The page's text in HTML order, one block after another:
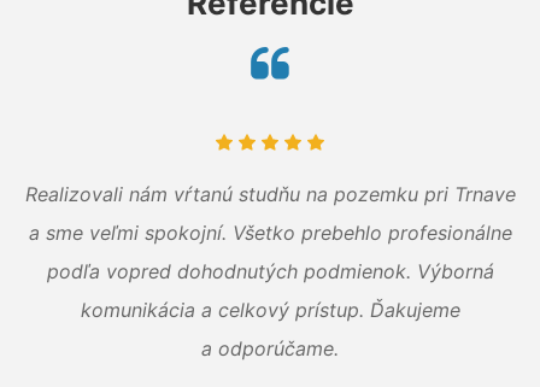
Realizovali nám vŕtanú studňu na pozemku pri Trnave
a sme veľmi spokojní. Všetko prebehlo profesionálne
podľa vopred dohodnutých podmienok. Výborná
komunikácia a celkový prístup. Ďakujeme
a odporúčame.